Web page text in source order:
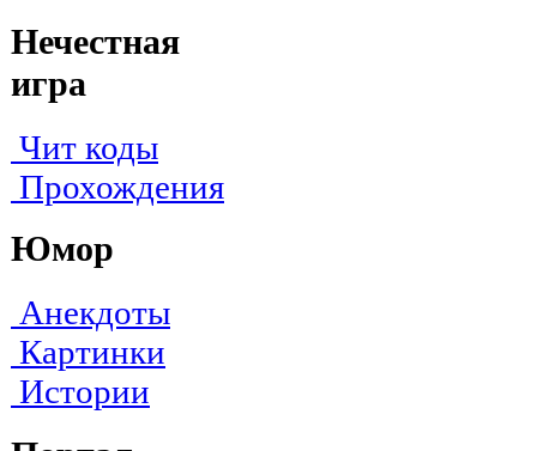
Нечестная
игра
Чит коды
Прохождения
Юмор
Анекдоты
Картинки
Истории